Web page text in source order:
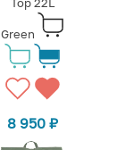
Top 22L
Green
8 950 ₽